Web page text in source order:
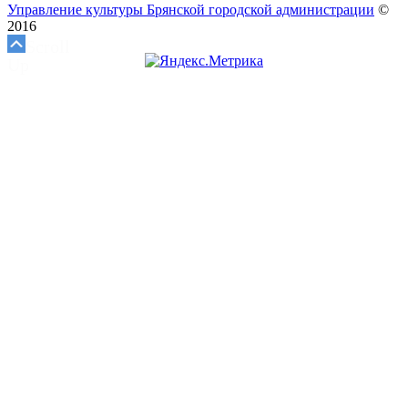
Управление культуры Брянской городской администрации ©
2016